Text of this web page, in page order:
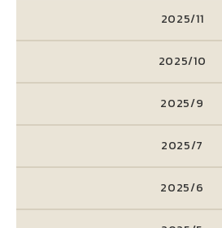
2025/11
2025/10
2025/9
2025/7
2025/6